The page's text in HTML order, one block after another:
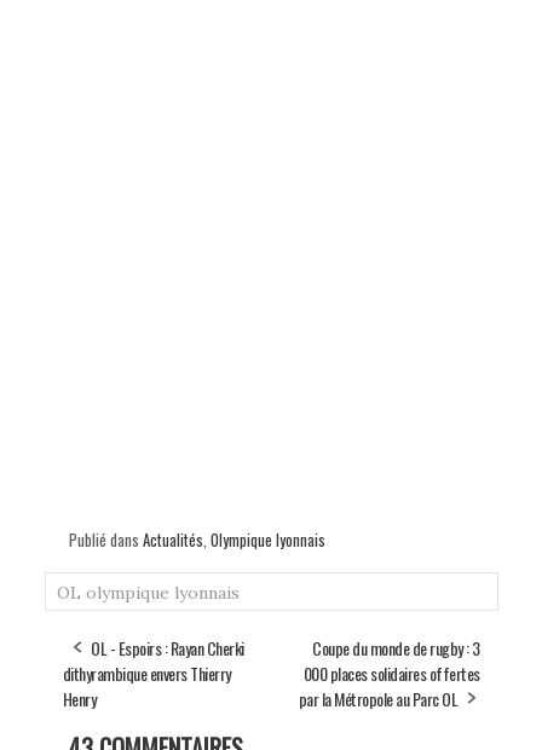
Publié dans Actualités Olympique lyonnais
OL olympique lyonnais
OL - Espoirs : Rayan Cherki
dithyrambique envers Thierry
Henry
Coupe du monde de rugby : 3
000 places solidaires offertes
par la Métropole au Parc OL